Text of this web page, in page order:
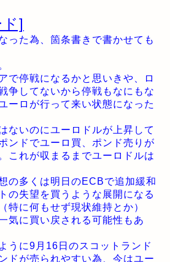
]
った為、箇条書きで書かせても
で停戦になるかと思いきや、ロ
争してないから停戦もなにもな
ーロが行って来い状態になった
ないのにユーロドルが上昇して
ンドでユーロ買、ポンド売りが
これが収まるまでユーロドルは
の多くは明日のECBで追加緩和
の失望を買うような展開になる
特に何もせず現状維持とか）
気に買い戻される可能性もあ
うに9月16日のスコットランド
ドが売られやすい為、今はユー